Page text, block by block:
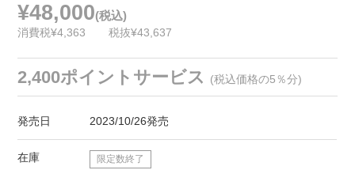
¥48,000(税込)
消費税¥4,363 税抜¥43,637
2,400ポイントサービス (税込価格の5％分)
発売日 2023/10/26発売
在庫 限定数終了